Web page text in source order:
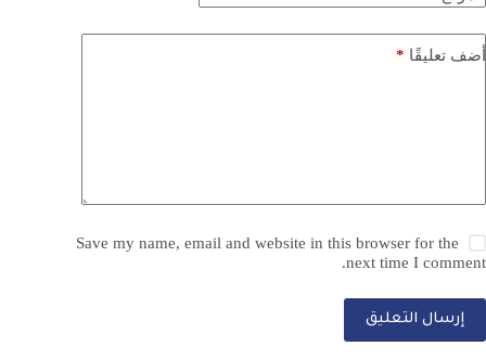
أضف تعليقًا *
Save my name, email and website in this browser for the
next time I comment.
إرسال التعليق